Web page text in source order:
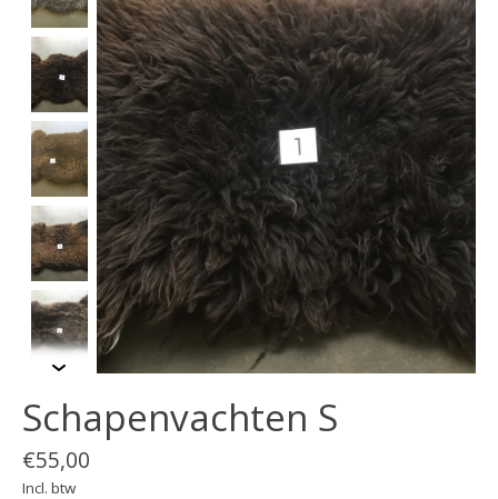
Schapenvachten S
€55,00
Incl. btw